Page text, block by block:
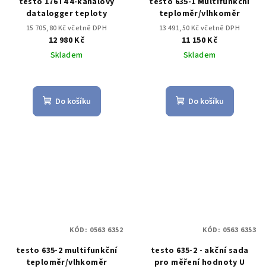
datalogger teploty
15 705,80 Kč včetně DPH
12 980 Kč
Skladem
Do košíku
teploměr/vlhkoměr
13 491,50 Kč včetně DPH
11 150 Kč
Skladem
Do košíku
testo 635-2 multifunkční
teploměr/vlhkoměr
KÓD: 0563 6352
testo 635-2 - akční sada
pro měření hodnoty U
KÓD: 0563 6353